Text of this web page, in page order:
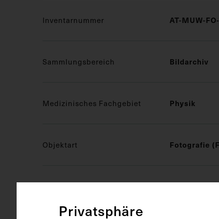
Inventarnummer AT-MUW-
Sammlungsbereich Bildarchiv
Medizinisches Fachgebiet Physik
Objektart Fotografie
S/W
Privatsphäre